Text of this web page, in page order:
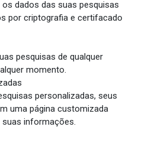
os dados das suas pesquisas
por criptografia e certifacado
pesquisas de qualquer
momento.
personalizadas, seus
uma página customizada
informações.